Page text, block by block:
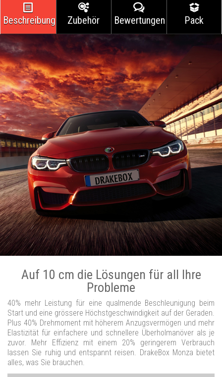
Beschreibung Zubehör Bewertungen Pack
Auf 10 cm die Lösungen für all Ihre
Probleme
40% mehr Leistung für eine qualmende Beschleunigung beim
Start und eine grössere Höchstgeschwindigkeit auf der Geraden.
Plus 40% Drehmoment mit höherem Anzugsvermögen und mehr
Elastizität für einfachere und schnellere Überholmanöver als je
zuvor. Mehr Effizienz mit einem 20% geringerem Verbrauch
lassen Sie ruhig und entspannt reisen. DrakeBox Monza bietet
alles, was Sie brauchen.